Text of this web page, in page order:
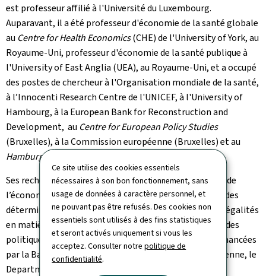
Ce site utilise des cookies essentiels
nécessaires à son bon fonctionnement, sans
usage de données à caractère personnel, et
ne pouvant pas être refusés. Des cookies non
essentiels sont utilisés à des fins statistiques
et seront activés uniquement si vous les
acceptez. Consulter notrepolitique de
confidentialité.
est professeur affilié à l'Université du Luxembourg.
Auparavant, il a été professeur d'économie de la santé globale
au Centre for Health Economics(CHE) de l'University of York, au
Royaume-Uni, professeur d'économie de la santé publique à
l'University of East Anglia (UEA), au Royaume-Uni, et a occupé
des postes de chercheur à l'Organisation mondiale de la santé,
à l’Innocenti Research Centre de l'UNICEF, à l'University of
Hambourg, à la European Bank for Reconstruction and
Development, au Centre for European Policy Studies
(Bruxelles), à la Commission européenne (Bruxelles) et au
Hamburg Institute for International Economics.
Ses recherches portent sur un large éventail d'aspects de
l’économie de la santé, notamment les conséquences des
déterminants socio-économiques sur la santé et les inégalités
en matière de santé, ainsi que l'évaluation de l'impact des
politiques de santé publique. Ses recherches ont été financées
par la Banque mondiale, l'OMS, la Commission européenne, le
Department for International Development (DFID), le